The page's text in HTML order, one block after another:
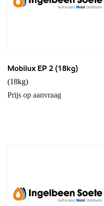
Mobilux EP 2 (18kg)
(18kg)
Prijs op aanvraag